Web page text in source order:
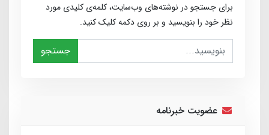
برای جستجو در نوشته‌های وب‌سایت، کلمه‌ی کلیدی مورد
نظر خود را بنویسید و بر روی دکمه کلیک کنید.
جستجو
عضویت خبرنامه